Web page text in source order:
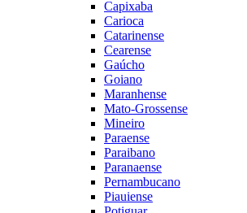
Capixaba
Carioca
Catarinense
Cearense
Gaúcho
Goiano
Maranhense
Mato-Grossense
Mineiro
Paraense
Paraibano
Paranaense
Pernambucano
Piauiense